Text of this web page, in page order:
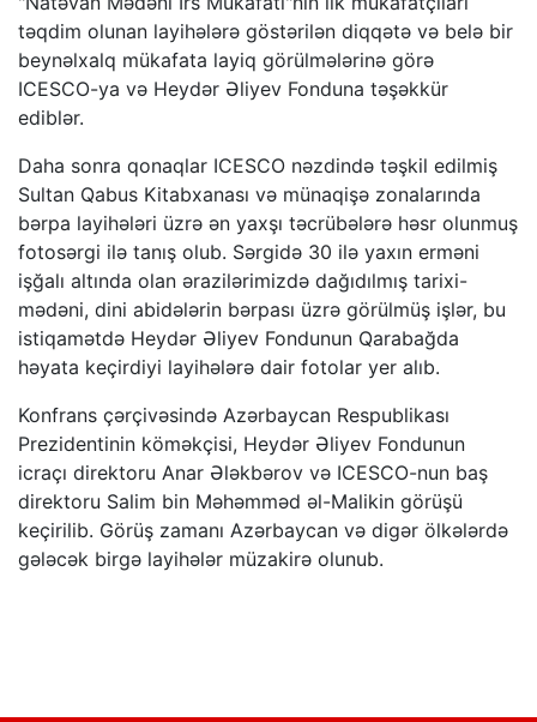
təqdim olunan layihələrə göstərilən diqqətə və belə bir
beynəlxalq mükafata layiq görülmələrinə görə
ICESCO-ya və Heydər Əliyev Fonduna təşəkkür
ediblər.
Daha sonra qonaqlar ICESCO nəzdində təşkil edilmiş
Sultan Qabus Kitabxanası və münaqişə zonalarında
bərpa layihələri üzrə ən yaxşı təcrübələrə həsr olunmuş
fotosərgi ilə tanış olub. Sərgidə 30 ilə yaxın erməni
işğalı altında olan ərazilərimizdə dağıdılmış tarixi-
mədəni, dini abidələrin bərpası üzrə görülmüş işlər, bu
istiqamətdə Heydər Əliyev Fondunun Qarabağda
həyata keçirdiyi layihələrə dair fotolar yer alıb.
Konfrans çərçivəsində Azərbaycan Respublikası
Prezidentinin köməkçisi, Heydər Əliyev Fondunun
icraçı direktoru Anar Ələkbərov və ICESCO-nun baş
direktoru Salim bin Məhəmməd əl-Malikin görüşü
keçirilib. Görüş zamanı Azərbaycan və digər ölkələrdə
gələcək birgə layihələr müzakirə olunub.